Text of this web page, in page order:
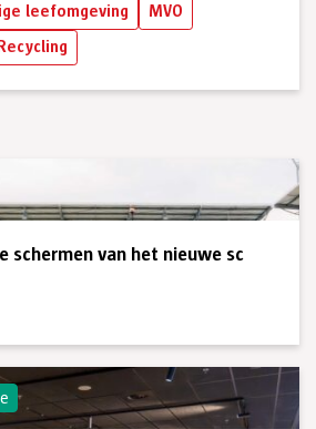
leefomgeving
MVO
Recycling
schermen van het nieuwe sc